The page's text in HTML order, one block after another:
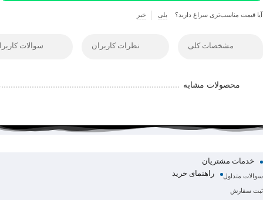
آیا قیمت مناسب‌تری سراغ دارید؟ بلی خیر
مشخصات کلی نظرات کاربران سوالات
محصولات مشابه
خدمات مشتریان
سوالات متداول راهنمای خرید
ثبت سفارش